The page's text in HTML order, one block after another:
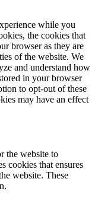
while you
the cookies that
browser as they are
of the website. We
and understand how
in your browser
to opt-out of these
may have an effect
the website to
cookies that ensures
website. These